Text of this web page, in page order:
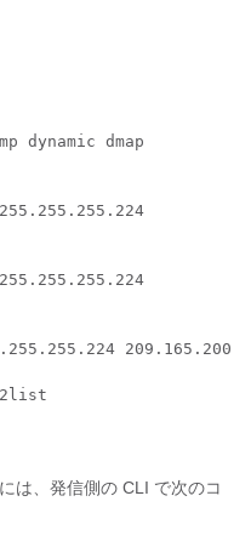
dynamic dmap
は、発信側の CLI で次のコ